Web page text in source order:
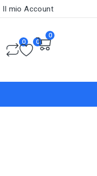
Il mio Account
0 0
0